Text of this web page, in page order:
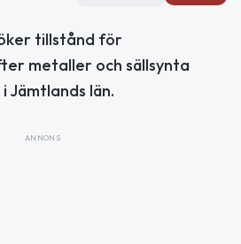
tillstånd för
metaller och sällsynta
län.
ANNONS